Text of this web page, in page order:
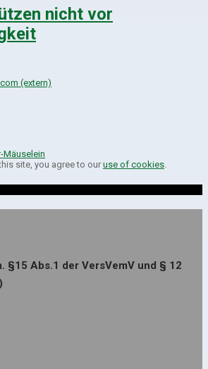
nicht vor
(extern)
Mäuselein
site, you agree to our use of cookies
§15 Abs.1 der VersVemV und § 12